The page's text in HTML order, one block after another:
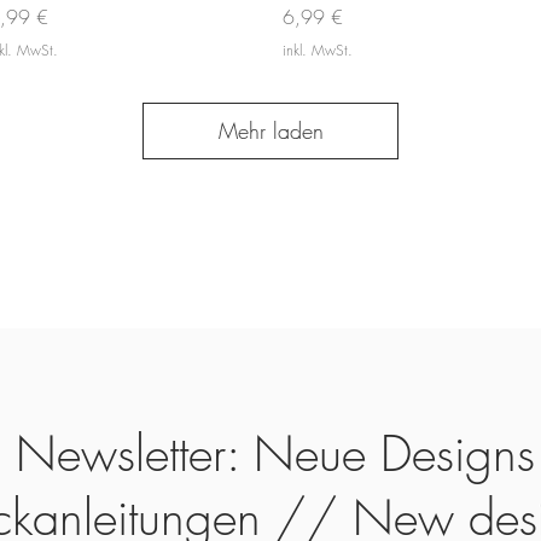
€
MwSt.
Preis
6,99 €
inkl. MwSt.
Mehr laden
Newsletter: Neue
// New